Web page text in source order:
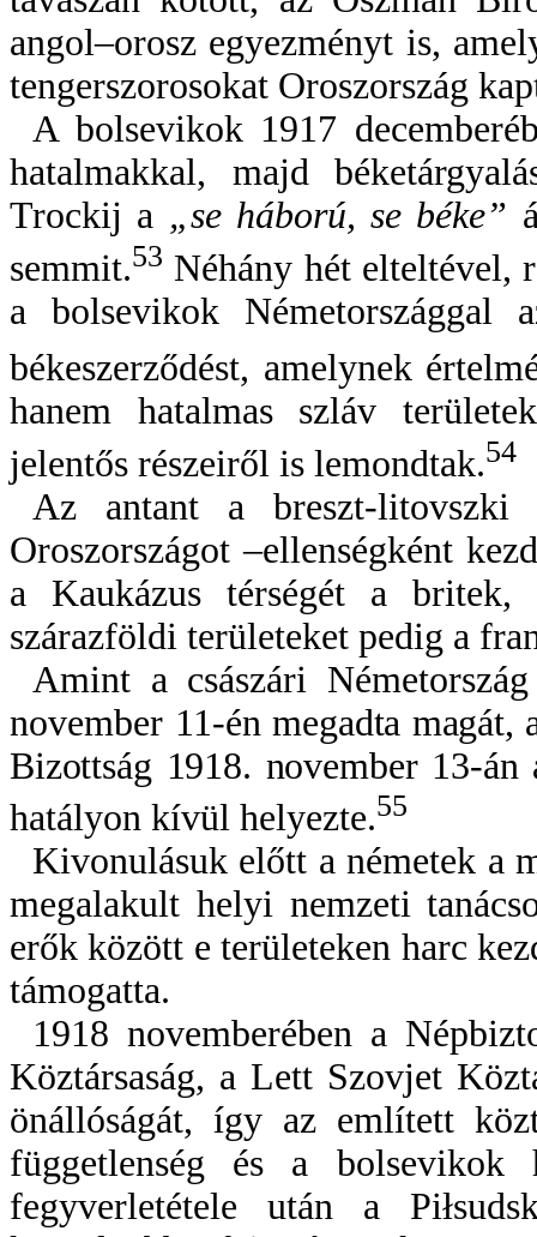
angol–orosz egyezményt is,
tengerszorosokat Oroszország
A bolsevikok 1917
hatalmakkal, majd
Trockij a „se háború, se béke”
semmit.53 Néhány hét elteltével,
a bolsevikok Németországgal
békeszerződést, amelynek
hanem hatalmas szláv
jelentős részeiről is lemondtak.54
Az antant a breszt-litovszki
Oroszországot –ellenségként
a Kaukázus térségét a
szárazföldi területeket pedig a
Amint a császári
november 11-énmegadta magát,
Bizottság 1918. november 13-án
hatályon kívül helyezte.55
Kivonulásuk előtt a németek a
megalakult helyi nemzeti
erők között e területeken harc
támogatta.
1918 novemberében a
Köztársaság, a Lett Szovjet
önállóságát, így az említett
függetlenség és a
fegyverletétele után a